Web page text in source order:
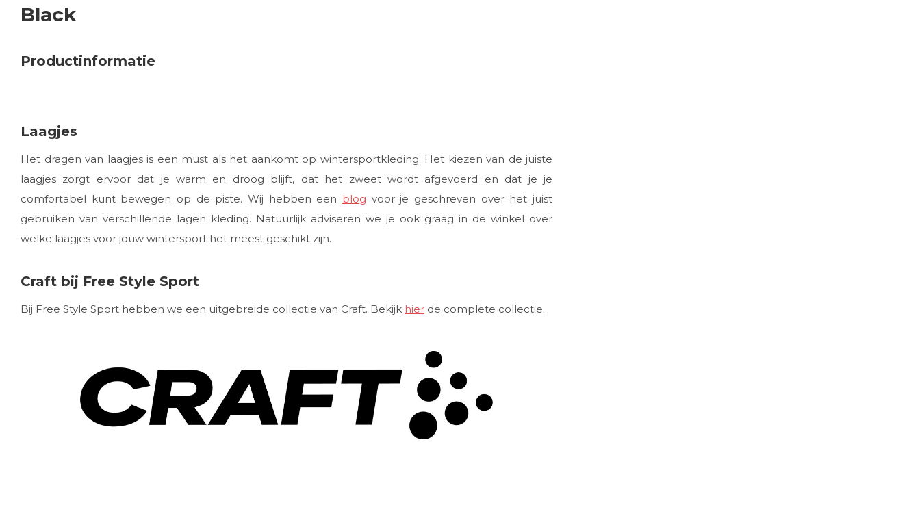
Black
Productinformatie
Laagjes
Het dragen van laagjes is een must als het aankomt op wintersportkleding. Het kiezen van de juiste
laagjes zorgt ervoor dat je warm en droog blijft, dat het zweet wordt afgevoerd en dat je je
comfortabel kunt bewegen op de piste. Wij hebben een blog voor je geschreven over het juist
gebruiken van verschillende lagen kleding. Natuurlijk adviseren we je ook graag in de winkel over
welke laagjes voor jouw wintersport het meest geschikt zijn.
Craft bij Free Style Sport
Bij Free Style Sport hebben we een uitgebreide collectie van Craft. Bekijk hier de complete collectie.